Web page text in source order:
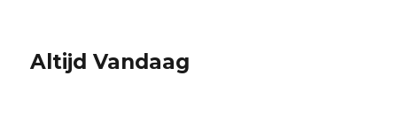
Altijd Vandaag